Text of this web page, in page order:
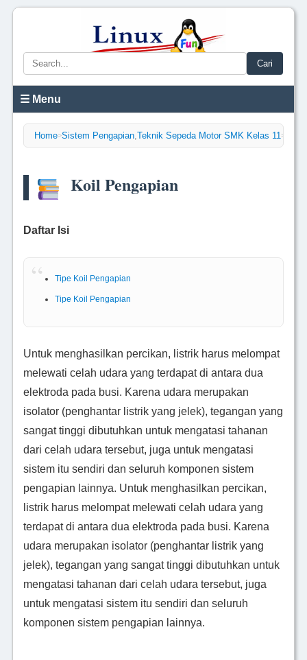
Cari
☰ Menu
Home>Sistem Pengapian,Teknik Sepeda Motor SMK Kelas 11>
Koil Pengapian
Daftar Isi
Tipe Koil Pengapian
Tipe Koil Pengapian
Untuk menghasilkan percikan, listrik harus melompat
melewati celah udara yang terdapat di antara dua
elektroda pada busi. Karena udara merupakan
isolator (penghantar listrik yang jelek), tegangan yang
sangat tinggi dibutuhkan untuk mengatasi tahanan
dari celah udara tersebut, juga untuk mengatasi
sistem itu sendiri dan seluruh komponen sistem
pengapian lainnya. Untuk menghasilkan percikan,
listrik harus melompat melewati celah udara yang
terdapat di antara dua elektroda pada busi. Karena
udara merupakan isolator (penghantar listrik yang
jelek), tegangan yang sangat tinggi dibutuhkan untuk
mengatasi tahanan dari celah udara tersebut, juga
untuk mengatasi sistem itu sendiri dan seluruh
komponen sistem pengapian lainnya.